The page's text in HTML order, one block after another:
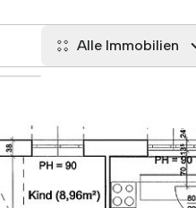
Alle Immobilien